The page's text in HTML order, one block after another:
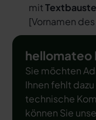
mit
[Vornamen
hellomateo
Sie möchten
Ihnen fehlt
technische
können Sie